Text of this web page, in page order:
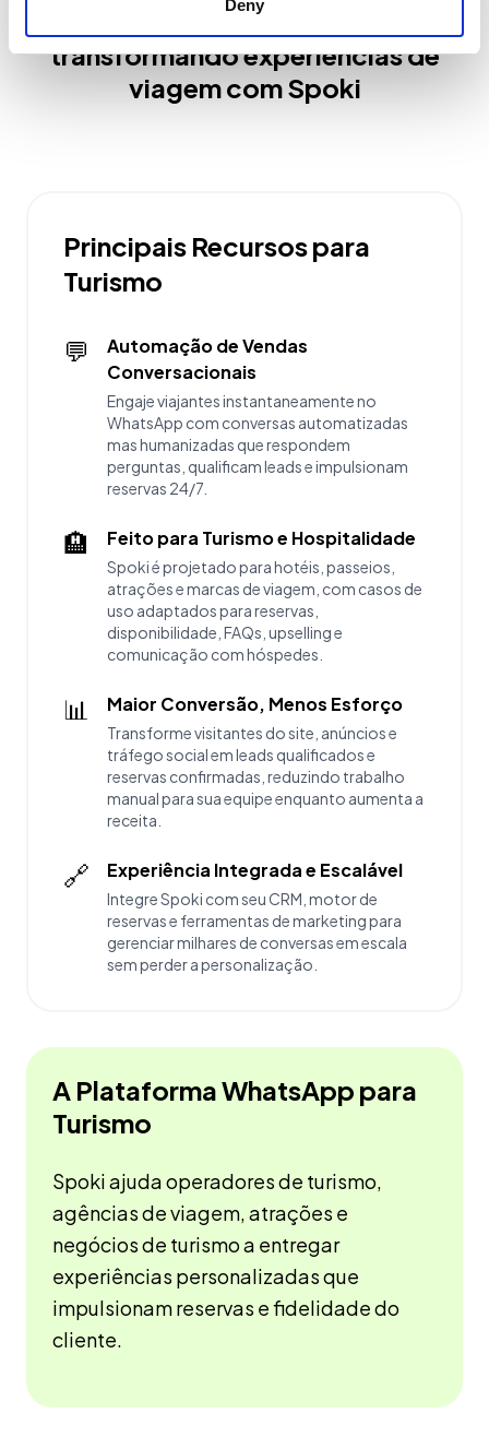
Deny
400+ Negócios de Turismo
transformando experiências de
viagem com Spoki
Principais Recursos para
Turismo
💬
Automação de Vendas
Conversacionais
Engaje viajantes instantaneamente no
WhatsApp com conversas automatizadas
mas humanizadas que respondem
perguntas, qualificam leads e impulsionam
reservas 24/7.
🏨 Feito para Turismo e Hospitalidade
Spoki é projetado para hotéis, passeios,
atrações e marcas de viagem, com casos de
uso adaptados para reservas,
disponibilidade, FAQs, upselling e
comunicação com hóspedes.
📊 Maior Conversão, Menos Esforço
Transforme visitantes do site, anúncios e
tráfego social em leads qualificados e
reservas confirmadas, reduzindo trabalho
manual para sua equipe enquanto aumenta a
receita.
🔗 Experiência Integrada e Escalável
Integre Spoki com seu CRM, motor de
reservas e ferramentas de marketing para
gerenciar milhares de conversas em escala
sem perder a personalização.
A Plataforma WhatsApp para
Turismo
Spoki ajuda operadores de turismo,
agências de viagem, atrações e
negócios de turismo a entregar
experiências personalizadas que
impulsionam reservas e fidelidade do
cliente.